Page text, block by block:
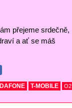
přejeme srdečně,
a ať se máš
T-MOBILE O2